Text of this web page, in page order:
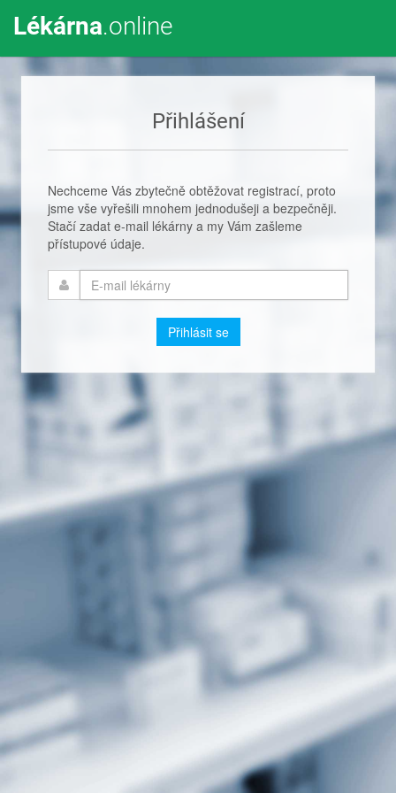
Lékárna.online
Přihlášení
Nechceme Vás zbytečně obtěžovat registrací, proto
jsme vše vyřešili mnohem jednodušeji a bezpečněji.
Stačí zadat e-mail lékárny a my Vám zašleme
přístupové údaje.
Přihlásit se